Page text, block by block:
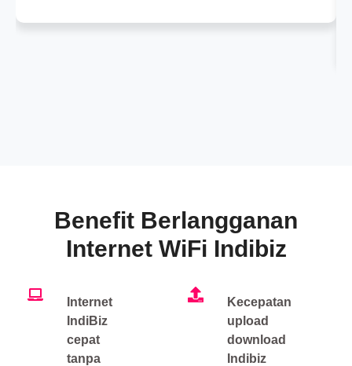
Benefit Berlangganan
Internet WiFi Indibiz
Internet
IndiBiz
cepat
tanpa
Kecepatan
upload
download
Indibiz